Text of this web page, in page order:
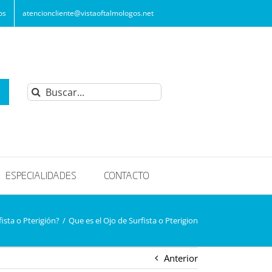
atencioncliente@vistaoftalmologos.net
Buscar:
ESPECIALIDADES CONTACTO
o Pterigión? / Que es el Ojo de Surfista o Pterigion
Anterior